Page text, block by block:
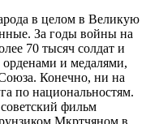
в целом в Великую
За годы войны на
70 тысяч солдат и
и медалями,
Конечно, ни на
по национальностям.
фильм
Мкртчяном в